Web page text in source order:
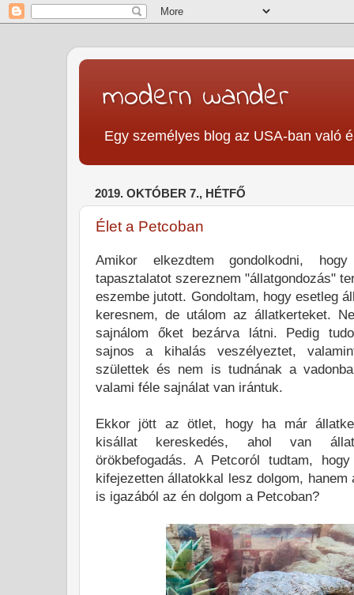
modern wander
Egy személyes blog az USA-ban való
2019. OKTÓBER 7., HÉTFŐ
Élet a Petcoban
Amikor elkezdtem gondolkodni,
tapasztalatot szereznem "állatgondozás"
eszembe jutott. Gondoltam, hogy esetleg
keresnem, de utálom az állatkerteket.
sajnálom őket bezárva látni. Pedig
sajnos a kihalás veszélyeztet,
születtek és nem is tudnának a
valami féle sajnálat van irántuk.
Ekkor jött az ötlet, hogy ha már
kisállat kereskedés, ahol van
örökbefogadás. A Petcoról tudtam,
kifejezetten állatokkal lesz dolgom,
is igazából az én dolgom a Petcoban?